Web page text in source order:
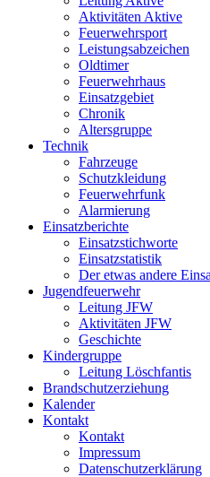
Aktivitäten Aktive
Feuerwehrsport
Leistungsabzeichen
Oldtimer
Feuerwehrhaus
Einsatzgebiet
Chronik
Altersgruppe
Technik
Fahrzeuge
Schutzkleidung
Feuerwehrfunk
Alarmierung
Einsatzberichte
Einsatzstichworte
Einsatzstatistik
Der etwas andere
Jugendfeuerwehr
Leitung JFW
Aktivitäten JFW
Geschichte
Kindergruppe
Leitung Löschfantis
Brandschutzerziehung
Kalender
Kontakt
Kontakt
Impressum
Datenschutzerklärung